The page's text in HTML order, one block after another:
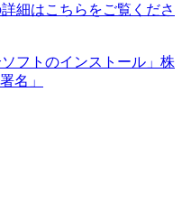
細はこちらをご覧くださ
フトのインストール」 株
名」